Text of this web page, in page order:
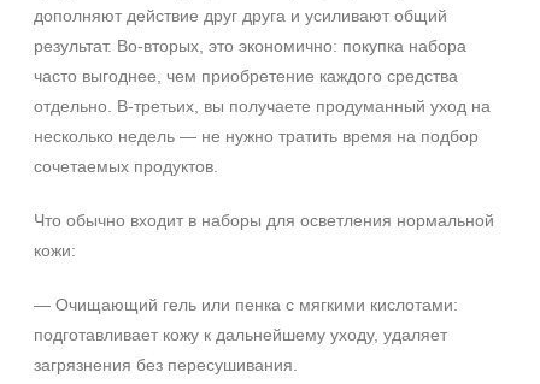
Осветление
Восстановление
Матирование
Показать еще
Назначение против
Акне
Возрастные изменения
Применение
дополняют действие друг друга и усиливают общий
результат. Во‑вторых, это экономично: покупка набора
часто выгоднее, чем приобретение каждого средства
отдельно. В‑третьих, вы получаете продуманный уход на
несколько недель — не нужно тратить время на подбор
сочетаемых продуктов.
Что обычно входит в наборы для осветления нормальной
кожи:
— Очищающий гель или пенка с мягкими кислотами:
подготавливает кожу к дальнейшему уходу, удаляет
загрязнения без пересушивания.